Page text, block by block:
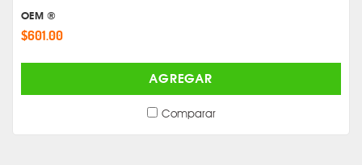
OEM ®
$601.00
AGREGAR
Comparar